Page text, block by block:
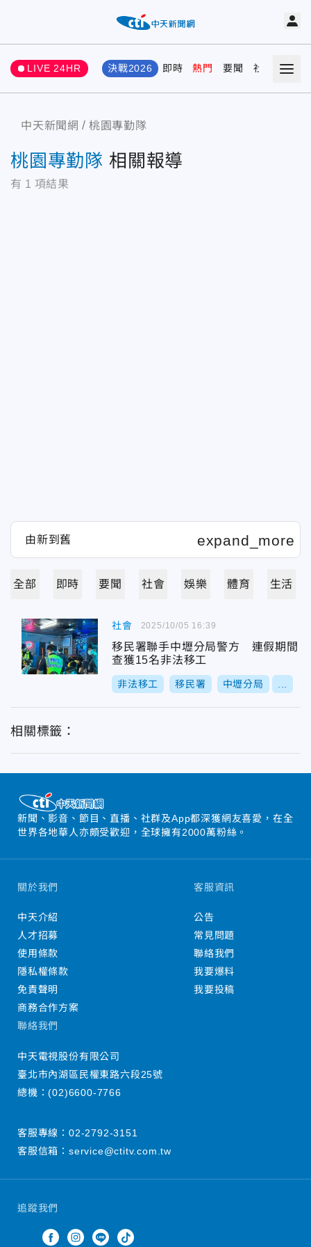
LIVE 24HR 決戰2026 即時 熱門 要聞 社會 娛樂
中天新聞網 桃園專勤隊
桃園專勤隊 相關報導
有 1 項結果
全部 即時 要聞 社會 娛樂 體育 生活
社會
移民署聯手中壢分局警方 連假期間
查獲15名非法移工
非法移工 移民署 中壢分局
2025/10/05 16:39
相關標籤：
新聞、影音、節目、直播、社群及App都深獲網友喜愛，在全
世界各地華人亦頗受歡迎，全球擁有2000萬粉絲。
追蹤我們
關於我們
中天介紹
人才招募
使用條款
隱私權條款
免責聲明
商務合作方案
客服資訊
公告
常見問題
聯絡我們
我要爆料
我要投稿
聯絡我們
中天電視股份有限公司
臺北市內湖區民權東路六段25號
總機：(02)6600-7766
客服專線： 02-2792-3151
客服信箱： service@ctitv.com.tw